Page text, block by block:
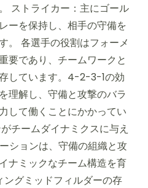
ストライカー：主にゴール
ーを保持し、相手の守備を
。 各選手の役割はフォーメ
要であり、チームワークと
しています。4-2-3-1の効
理解し、守備と攻撃のバラ
して働くことにかかってい
チームダイナミクスに与え
ションは、守備の組織と攻
ナミックなチーム構造を育
グミッドフィルダーの存